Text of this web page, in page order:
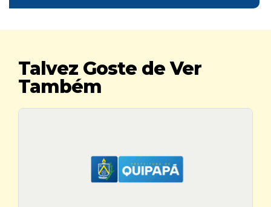
Talvez Goste de Ver
Também